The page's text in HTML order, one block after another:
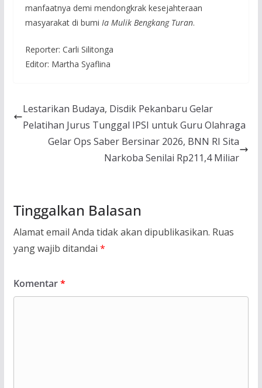
manfaatnya demi mendongkrak kesejahteraan
masyarakat di bumi Ia Mulik Bengkang Turan.
Reporter: Carli Silitonga
Editor: Martha Syaflina
Lestarikan Budaya, Disdik Pekanbaru Gelar
Pelatihan Jurus Tunggal IPSI untuk Guru Olahraga
Gelar Ops Saber Bersinar 2026, BNN RI Sita
Narkoba Senilai Rp211,4 Miliar
Tinggalkan Balasan
Alamat email Anda tidak akan dipublikasikan. Ruas
yang wajib ditandai *
Komentar*